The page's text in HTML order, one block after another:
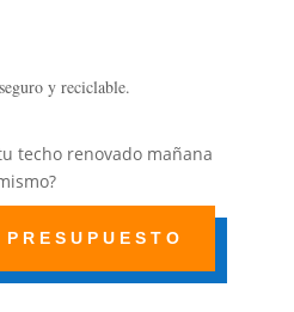
y reciclable.
techo renovado mañana